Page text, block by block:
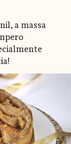
a massa